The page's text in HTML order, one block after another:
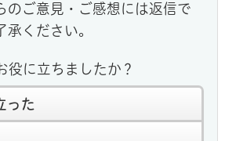
のご意見・ご感想には返信で
承ください。
役に立ちましたか？
った